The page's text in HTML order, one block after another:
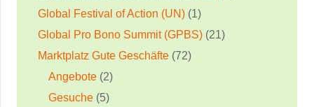
Global Festival of Action (UN) (1)
Global Pro Bono Summit (GPBS) (21)
Marktplatz Gute Geschäfte (72)
Angebote (2)
Gesuche (5)